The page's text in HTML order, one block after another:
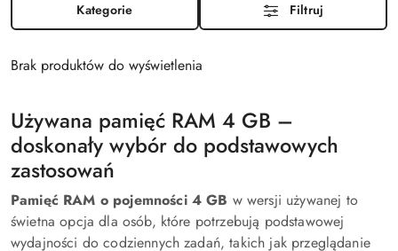
Kategorie Filtruj
Brak produktów do wyświetlenia
Używana pamięć RAM 4 GB –
doskonały wybór do podstawowych
zastosowań
Pamięć RAM o pojemności 4 GB w wersji używanej to
świetna opcja dla osób, które potrzebują podstawowej
wydajności do codziennych zadań, takich jak przeglądanie